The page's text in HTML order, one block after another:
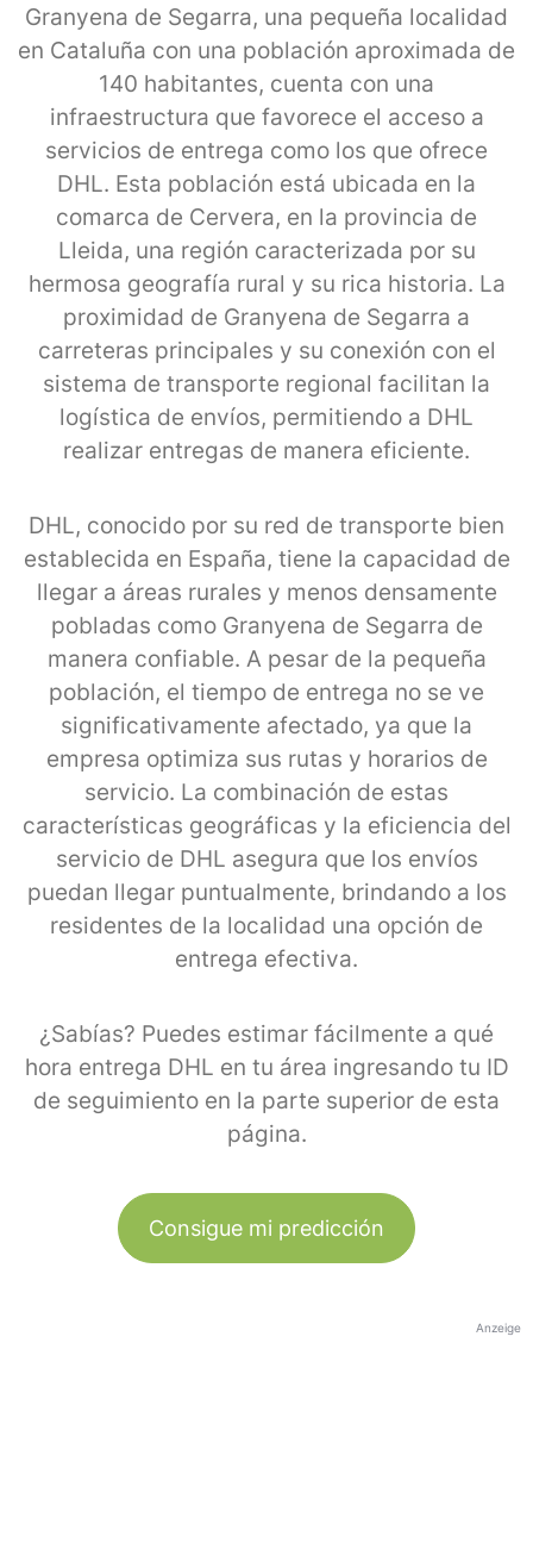
Granyena de Segarra, una pequeña localidad
en Cataluña con una población aproximada de
140 habitantes, cuenta con una
infraestructura que favorece el acceso a
servicios de entrega como los que ofrece
DHL. Esta población está ubicada en la
comarca de Cervera, en la provincia de
Lleida, una región caracterizada por su
hermosa geografía rural y su rica historia. La
proximidad de Granyena de Segarra a
carreteras principales y su conexión con el
sistema de transporte regional facilitan la
logística de envíos, permitiendo a DHL
realizar entregas de manera eficiente.
DHL, conocido por su red de transporte bien
establecida en España, tiene la capacidad de
llegar a áreas rurales y menos densamente
pobladas como Granyena de Segarra de
manera confiable. A pesar de la pequeña
población, el tiempo de entrega no se ve
significativamente afectado, ya que la
empresa optimiza sus rutas y horarios de
servicio. La combinación de estas
características geográficas y la eficiencia del
servicio de DHL asegura que los envíos
puedan llegar puntualmente, brindando a los
residentes de la localidad una opción de
entrega efectiva.
¿Sabías? Puedes estimar fácilmente a qué
hora entrega DHL en tu área ingresando tu ID
de seguimiento en la parte superior de esta
página.
Consigue mi predicción
Anzeige